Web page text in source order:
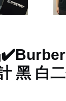
黑 白